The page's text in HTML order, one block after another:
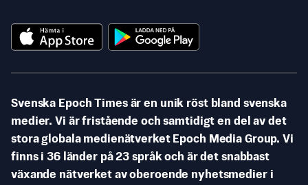
Svenska Epoch Times är en unik röst bland svenska
medier. Vi är fristående och samtidigt en del av det
stora globala medienätverket Epoch Media Group. Vi
finns i 36 länder på 23 språk och är det snabbast
växande nätverket av oberoende nyhetsmedier i